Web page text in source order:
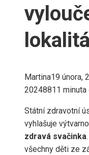
Martina19 února,
2024881 1 minuta
Státní zdravotní
vyhlašuje
zdravá svačinka
všechny děti ze